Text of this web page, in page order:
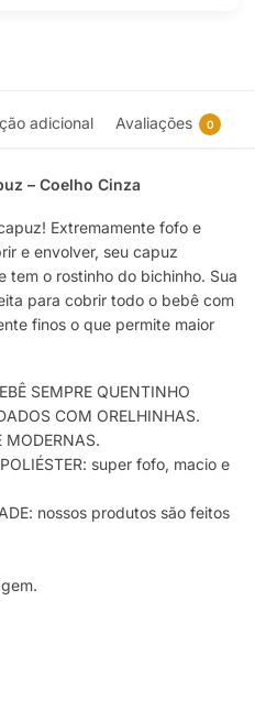
adicional Avaliações 0
– Coelho Cinza
Extremamente fofo e
e envolver, seu capuz
o rostinho do bichinho. Sua
para cobrir todo o bebê com
finos o que permite maior
SEMPRE QUENTINHO
COM ORELHINHAS.
MODERNAS.
super fofo, macio e
nossos produtos são feitos